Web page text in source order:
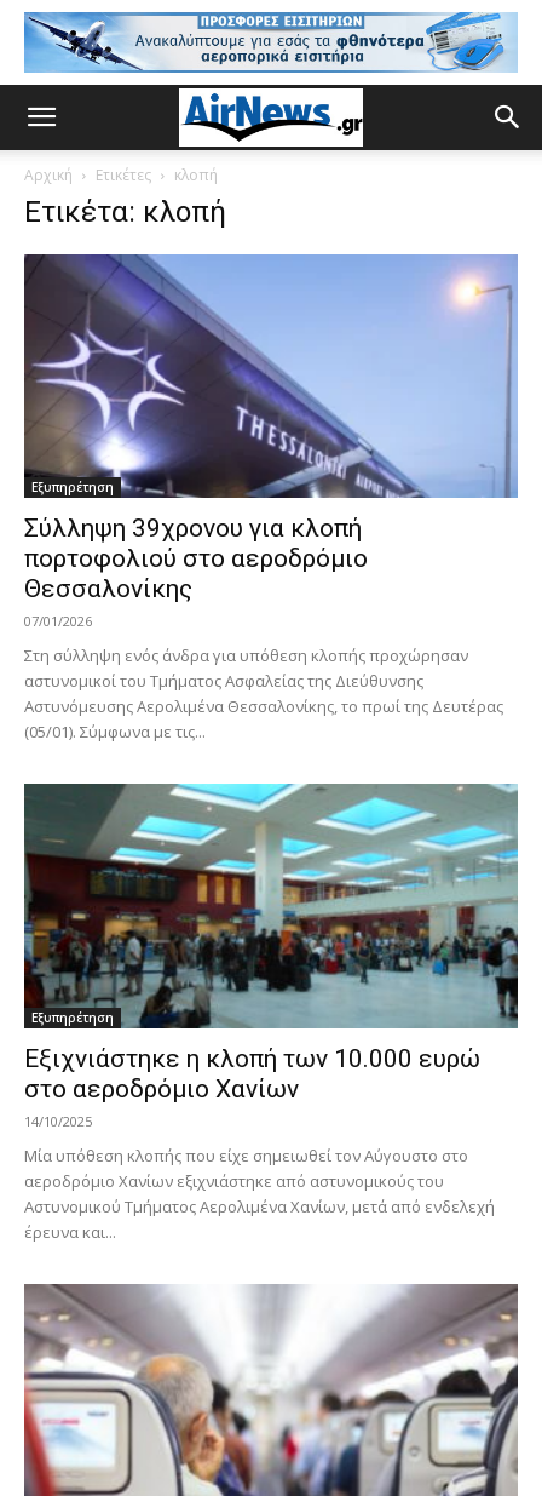
Αρχική Ετικέτες κλοπή
Ετικέτα: κλοπή
Εξυπηρέτηση
Σύλληψη 39χρονου για κλοπή
πορτοφολιού στο αεροδρόμιο
Θεσσαλονίκης
07/01/2026
Στη σύλληψη ενός άνδρα για υπόθεση κλοπής προχώρησαν
αστυνομικοί του Τμήματος Ασφαλείας της Διεύθυνσης
Αστυνόμευσης Αερολιμένα Θεσσαλονίκης, το πρωί της Δευτέρας
(05/01). Σύμφωνα με τις...
Εξυπηρέτηση
Εξιχνιάστηκε η κλοπή των 10.000 ευρώ
στο αεροδρόμιο Χανίων
14/10/2025
Μία υπόθεση κλοπής που είχε σημειωθεί τον Αύγουστο στο
αεροδρόμιο Χανίων εξιχνιάστηκε από αστυνομικούς του
Αστυνομικού Τμήματος Αερολιμένα Χανίων, μετά από ενδελεχή
έρευνα και...